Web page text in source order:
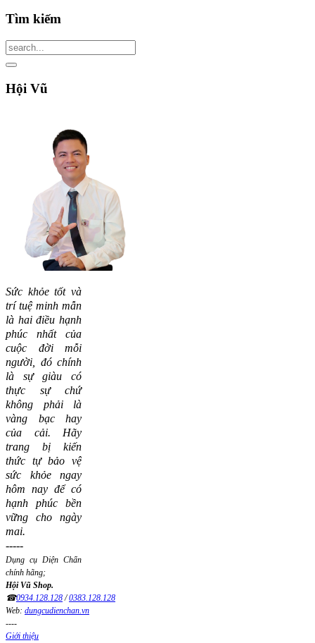
Tìm kiếm
Hội Vũ
Sức khỏe tốt và
trí tuệ minh mẫn
là hai điều hạnh
phúc nhất của
cuộc đời mỗi
người, đó chính
là sự giàu có
thực sự chứ
không phải là
vàng bạc hay
của cải. Hãy
trang bị kiến
thức tự bảo vệ
sức khỏe ngay
hôm nay để có
hạnh phúc bền
vững cho ngày
mai.
-----
Dụng cụ Diện Chẩn
chính hãng;
Hội Vũ Shop.
☎0934.128.128/0383.128.128
Web: dungcudienchan.vn
----
Giới thiệu